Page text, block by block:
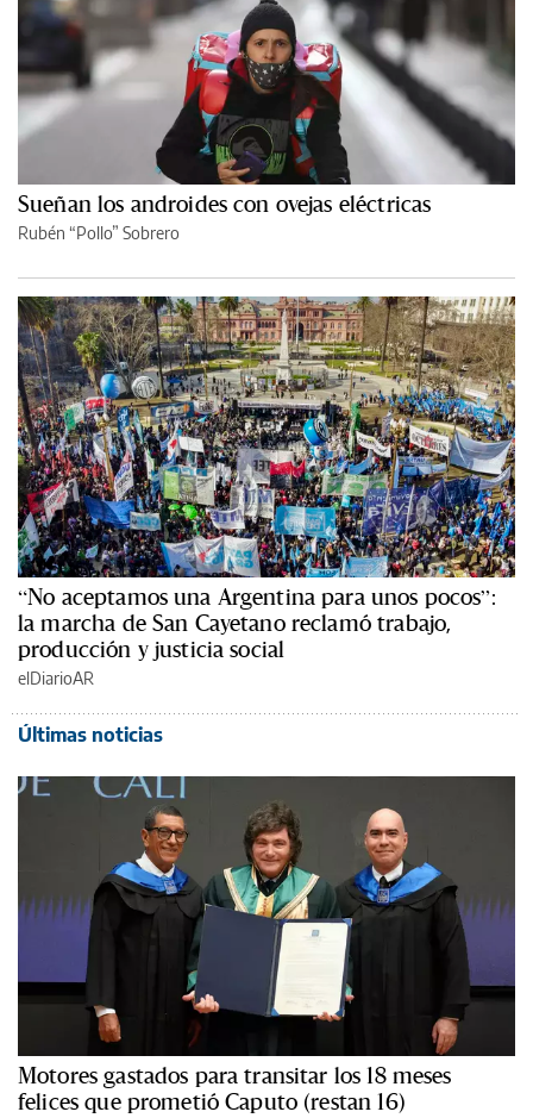
Sueñan los androides con ovejas eléctricas
Rubén “Pollo” Sobrero
“No aceptamos una Argentina para unos pocos”:
la marcha de San Cayetano reclamó trabajo,
producción y justicia social
elDiarioAR
Últimas noticias
Motores gastados para transitar los 18 meses
felices que prometió Caputo (restan 16)